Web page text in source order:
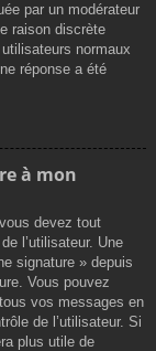
par un modérateur
raison discrète
normaux
réponse a été
à mon
devez tout
l’utilisateur. Une
signature » depuis
Vous pouvez
vos messages en
de l’utilisateur. Si
plus utile de